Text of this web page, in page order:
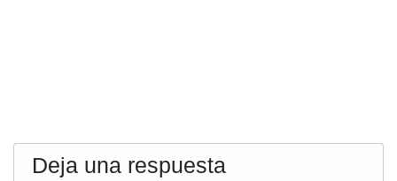
Deja una respuesta